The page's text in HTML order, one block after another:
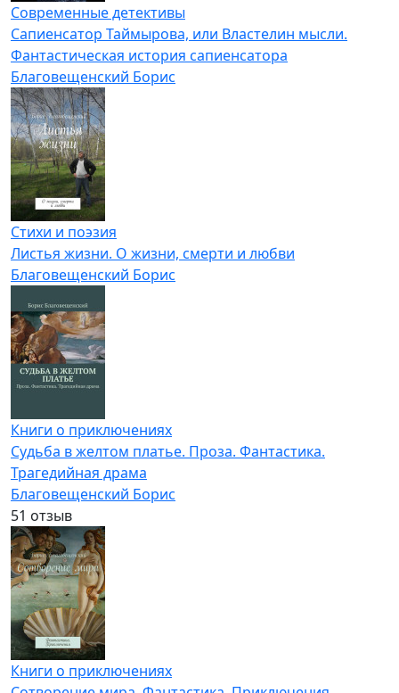
Современные детективы
Сапиенсатор Таймырова, или Властелин мысли.
Фантастическая история сапиенсатора
Благовещенский Борис
Стихи и поэзия
Листья жизни. О жизни, смерти и любви
Благовещенский Борис
Книги о приключениях
Судьба в желтом платье. Проза. Фантастика.
Трагедийная драма
Благовещенский Борис
51 отзыв
Книги о приключениях